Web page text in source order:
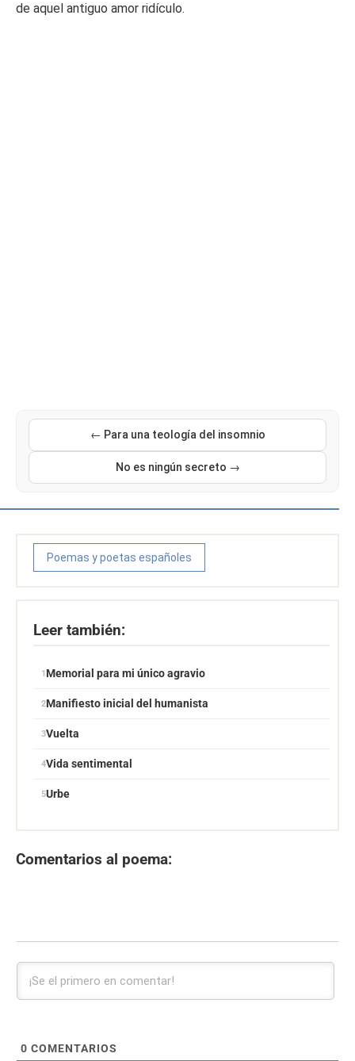
de aquel antiguo amor ridículo.
← Para una teología del insomnio
No es ningún secreto →
Poemas y poetas españoles
Leer también:
Memorial para mi único agravio
Manifiesto inicial del humanista
Vuelta
Vida sentimental
Urbe
Comentarios al poema:
0 COMENTARIOS